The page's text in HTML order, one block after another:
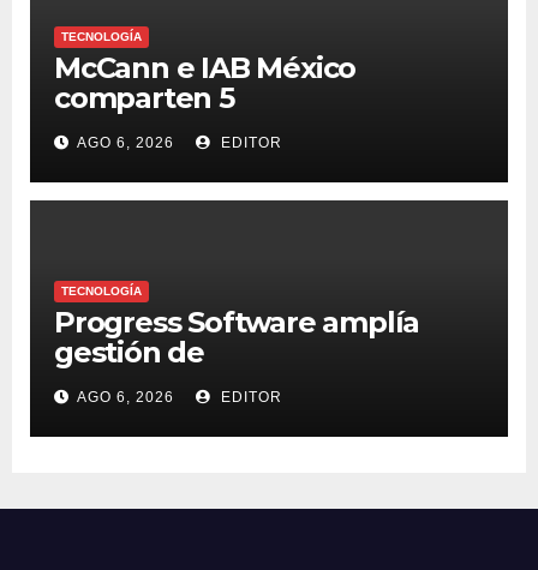
TECNOLOGÍA
McCann e IAB México
comparten 5
macrotendencias en la
industria del marketing y la
publicidad
AGO 6, 2026 EDITOR
TECNOLOGÍA
Progress Software amplía
gestión de
supercomputadoras de IA
NVIDIA DGX Spark con Chef
AGO 6, 2026 EDITOR